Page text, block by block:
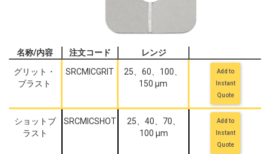
名称/内容 注文コード レンジ
Add to
Instant
Quote
SRCMICGRIT
25、60、100、
150 µm
グリット・
ブラスト
ショットブ
ラスト
SRCMICSHOT
25、40、70、
100 µm
Add to
Instant
Quote